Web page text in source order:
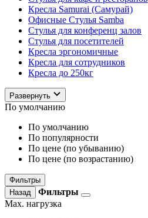
Кресла Samurai (Самурай)
Офисные Стулья Samba
Стулья для конференц залов
Стулья для посетителей
Кресла эргономичные
Кресла для сотрудников
Кресла до 250кг
Развернуть
По умолчанию
По умолчанию
По популярности
По цене (по убыванию)
По цене (по возрастанию)
Фильтры
Назад
Фильтры
Max. нагрузка